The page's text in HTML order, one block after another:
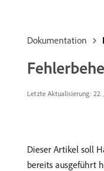
Dokumentation
Letzte Aktualisierung: 22.
Dieser Artikel soll
bereits ausgeführt